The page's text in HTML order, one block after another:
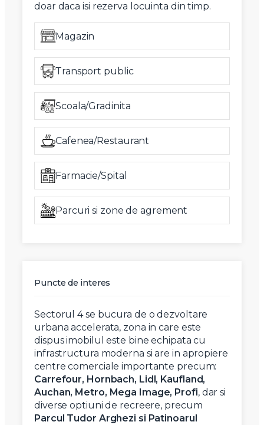
doar daca isi rezerva locuinta din timp.
Magazin
Transport public
Scoala/Gradinita
Cafenea/Restaurant
Farmacie/Spital
Parcuri si zone de agrement
Puncte de interes
Sectorul 4 se bucura de o dezvoltare
urbana accelerata, zona in care este
dispus imobilul este bine echipata cu
infrastructura moderna si are in apropiere
centre comerciale importante precum:
Carrefour, Hornbach, Lidl, Kaufland,
Auchan, Metro, Mega Image, Profi, dar si
diverse optiuni de recreere, precum
Parcul Tudor Arghezi si Patinoarul